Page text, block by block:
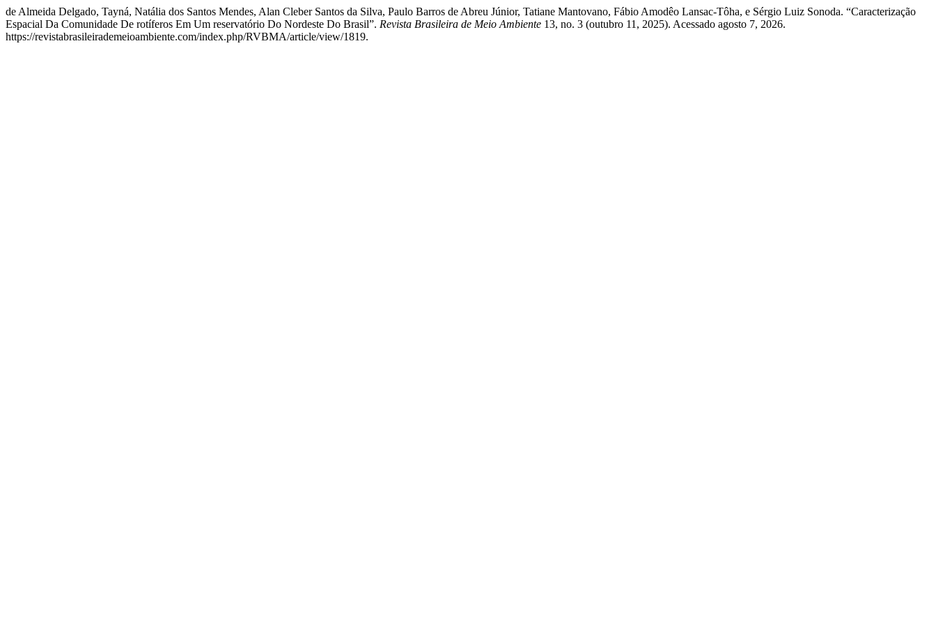
de Almeida Delgado, Tayná, Natália dos Santos Mendes, Alan Cleber Santos da Silva, Paulo Barros de Abreu Júnior, Tatiane Mantovano, Fábio Amodêo Lansac-Tôha, e Sérgio Luiz Sonoda. “Caracterização
Espacial Da Comunidade De rotíferos Em Um reservatório Do Nordeste Do Brasil”. Revista Brasileira de Meio Ambiente 13, no. 3 (outubro 11, 2025). Acessado agosto 7, 2026.
https://revistabrasileirademeioambiente.com/index.php/RVBMA/article/view/1819.